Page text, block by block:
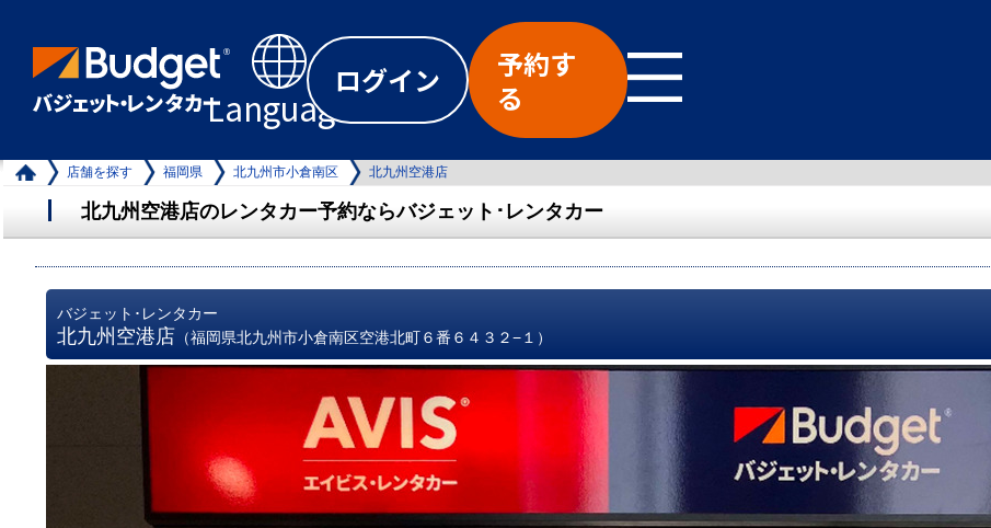
Language
ログイン
予約す
る
店舗を探す 福岡県 北九州市小倉南区 北九州空港店
北九州空港店のレンタカー予約ならバジェット･レンタカー
バジェット･レンタカー
北九州空港店 （福岡県北九州市小倉南区空港北町６番６４３２−１）